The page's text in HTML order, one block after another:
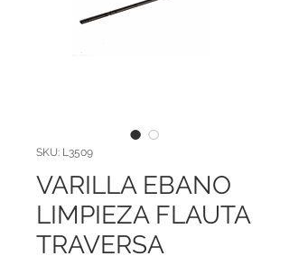
SKU: L3509
VARILLA EBANO
LIMPIEZA FLAUTA
TRAVERSA